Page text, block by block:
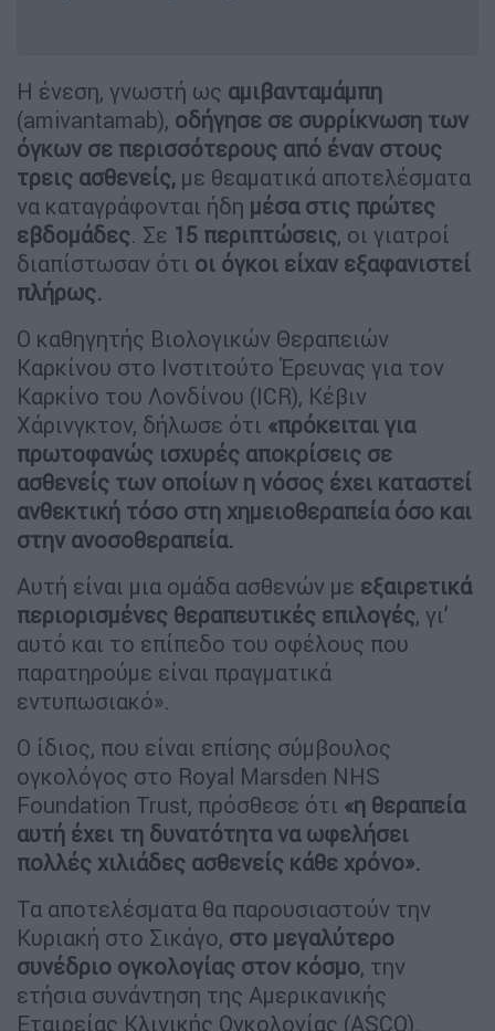
Η ένεση, γνωστή ως αμιβανταμάμπη
(amivantamab), οδήγησε σε συρρίκνωση των
όγκων σε περισσότερους από έναν στους
τρεις ασθενείς, με θεαματικά αποτελέσματα
να καταγράφονται ήδη μέσα στις πρώτες
εβδομάδες. Σε 15 περιπτώσεις, οι γιατροί
διαπίστωσαν ότι οι όγκοι είχαν εξαφανιστεί
πλήρως.
Ο καθηγητής Βιολογικών Θεραπειών
Καρκίνου στο Ινστιτούτο Έρευνας για τον
Καρκίνο του Λονδίνου (ICR), Κέβιν
Χάρινγκτον, δήλωσε ότι «πρόκειται για
πρωτοφανώς ισχυρές αποκρίσεις σε
ασθενείς των οποίων η νόσος έχει καταστεί
ανθεκτική τόσο στη χημειοθεραπεία όσο και
στην ανοσοθεραπεία.
Αυτή είναι μια ομάδα ασθενών με εξαιρετικά
περιορισμένες θεραπευτικές επιλογές, γι’
αυτό και το επίπεδο του οφέλους που
παρατηρούμε είναι πραγματικά
εντυπωσιακό».
Ο ίδιος, που είναι επίσης σύμβουλος
ογκολόγος στο Royal Marsden NHS
Foundation Trust, πρόσθεσε ότι «η θεραπεία
αυτή έχει τη δυνατότητα να ωφελήσει
πολλές χιλιάδες ασθενείς κάθε χρόνο».
Τα αποτελέσματα θα παρουσιαστούν την
Κυριακή στο Σικάγο, στο μεγαλύτερο
συνέδριο ογκολογίας στον κόσμο, την
ετήσια συνάντηση της Αμερικανικής
Εταιρείας Κλινικής Ογκολογίας (ASCO).